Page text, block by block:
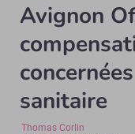
Avignon
sanitaire
Thomas Corlin